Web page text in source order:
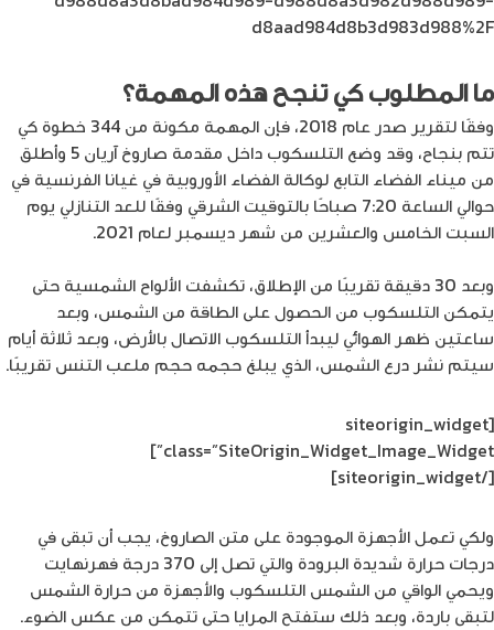
d8aad984d8b3d983d988%2F
ما المطلوب كي تنجح هذه المهمة؟
وفقًا لتقرير صدر عام 2018، فإن المهمة مكونة من 344 خطوة كي
تتم بنجاح، وقد وضع التلسكوب داخل مقدمة صاروخ آريان 5 وأطلق
من ميناء الفضاء التابع لوكالة الفضاء الأوروبية في غيانا الفرنسية في
حوالي الساعة 7:20 صباحًا بالتوقيت الشرقي وفقًا للعد التنازلي يوم
السبت الخامس والعشرين من شهر ديسمبر لعام 2021.
وبعد 30 دقيقة تقريبًا من الإطلاق، تكشفت الألواح الشمسية حتى
يتمكن التلسكوب من الحصول على الطاقة من الشمس، وبعد
ساعتين ظهر الهوائي ليبدأ التلسكوب الاتصال بالأرض، وبعد ثلاثة أيام
سيتم نشر درع الشمس، الذي يبلغ حجمه حجم ملعب التنس تقريبًا.
[siteorigin_widget
class=”SiteOrigin_Widget_Image_Widget”]
[/siteorigin_widget]
ولكي تعمل الأجهزة الموجودة على متن الصاروخ، يجب أن تبقى في
درجات حرارة شديدة البرودة والتي تصل إلى 370 درجة فهرنهايت
ويحمي الواقي من الشمس التلسكوب والأجهزة من حرارة الشمس
لتبقى باردة، وبعد ذلك ستفتح المرايا حتى تتمكن من عكس الضوء.